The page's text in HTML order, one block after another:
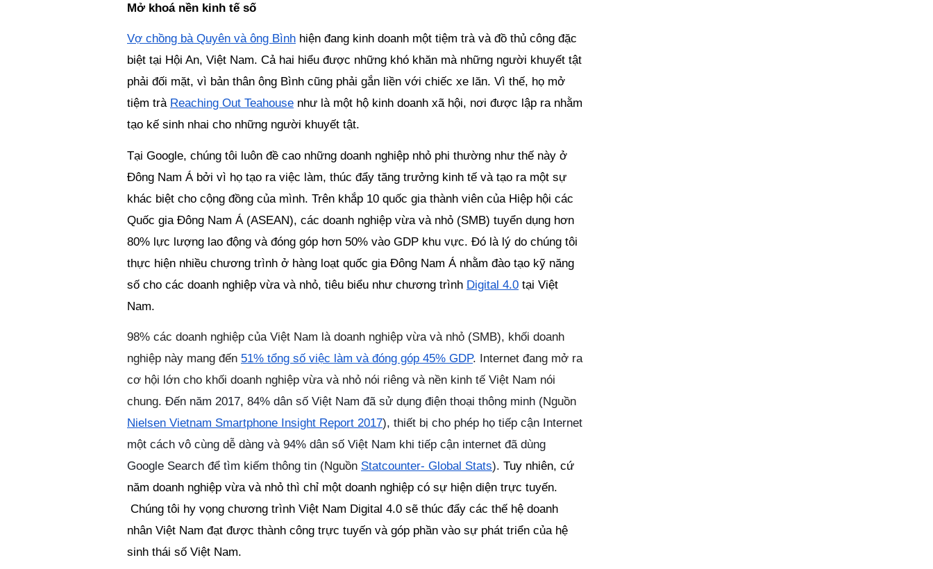
Mở khoá nền kinh tế số
Vợ chồng bà Quyên và ông Bình hiện đang kinh doanh một tiệm trà và đồ thủ công đặc
biệt tại Hội An, Việt Nam. Cả hai hiểu được những khó khăn mà những người khuyết tật
phải đối mặt, vì bản thân ông Bình cũng phải gắn liền với chiếc xe lăn. Vì thế, họ mở
tiệm trà Reaching Out Teahouse như là một hộ kinh doanh xã hội, nơi được lập ra nhằm
tạo kế sinh nhai cho những người khuyết tật.
Tại Google, chúng tôi luôn đề cao những doanh nghiệp nhỏ phi thường như thế này ở
Đông Nam Á bởi vì họ tạo ra việc làm, thúc đẩy tăng trưởng kinh tế và tạo ra một sự
khác biệt cho cộng đồng của mình. Trên khắp 10 quốc gia thành viên của Hiệp hội các
Quốc gia Đông Nam Á (ASEAN), các doanh nghiệp vừa và nhỏ (SMB) tuyển dụng hơn
80% lực lượng lao động và đóng góp hơn 50% vào GDP khu vực. Đó là lý do chúng tôi
thực hiện nhiều chương trình ở hàng loạt quốc gia Đông Nam Á nhằm đào tạo kỹ năng
số cho các doanh nghiệp vừa và nhỏ, tiêu biểu như chương trình Digital 4.0 tại Việt
Nam.
98% các doanh nghiệp của Việt Nam là doanh nghiệp vừa và nhỏ (SMB), khối doanh
nghiệp này mang đến 51% tổng số việc làm và đóng góp 45% GDP. Internet đang mở ra
cơ hội lớn cho khối doanh nghiệp vừa và nhỏ nói riêng và nền kinh tế Việt Nam nói
chung. Đến năm 2017, 84% dân số Việt Nam đã sử dụng điện thoại thông minh (
Nielsen Vietnam Smartphone Insight Report 2017), thiết bị cho phép họ tiếp cận Internet
một cách vô cùng dễ dàng và 94% dân số Việt Nam khi tiếp cận internet đã dùng
Google Search để tìm kiếm thông tin (Nguồn Statcounter- Global Stats). Tuy nhiên, cứ
năm doanh nghiệp vừa và nhỏ thì chỉ một doanh nghiệp có sự hiện diện trực tuyến.
Chúng tôi hy vọng chương trình Việt Nam Digital 4.0 sẽ thúc đẩy các thế hệ doanh
nhân Việt Nam đạt được thành công trực tuyến và góp phần vào sự phát triển của hệ
sinh thái số Việt Nam.